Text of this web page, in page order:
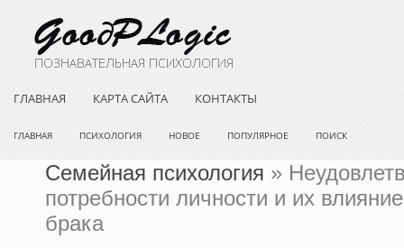
ГЛАВНАЯ КАРТА САЙТА КОНТАКТЫ
ГЛАВНАЯ ПСИХОЛОГИЯ НОВОЕ ПОПУЛЯРНОЕ ПОИСК
Семейная психология »
потребности личности и их
брака